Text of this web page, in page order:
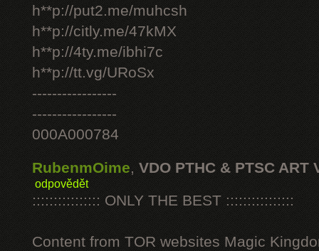
h**p://put2.me/muhcsh
h**p://citly.me/47kMX
h**p://4ty.me/ibhi7c
h**p://tt.vg/URoSx
-----------------
-----------------
000A000784
RubenmOime, VDO PTHC & PTSC ART
odpovědět
:::::::::::::::: ONLY THE BEST ::::::::::::::::
Content from TOR websites Magic